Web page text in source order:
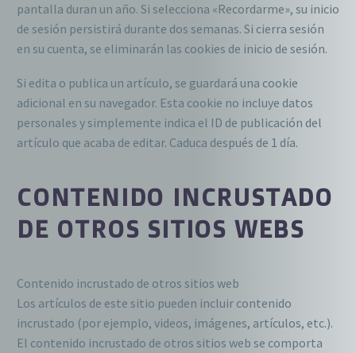
pantalla duran un año. Si selecciona «Recordarme», su inicio
de sesión persistirá durante dos semanas. Si cierra sesión
en su cuenta, se eliminarán las cookies de inicio de sesión.
Si edita o publica un artículo, se guardará una cookie
adicional en su navegador. Esta cookie no incluye datos
personales y simplemente indica el ID de publicación del
artículo que acaba de editar. Caduca después de 1 día.
CONTENIDO INCRUSTADO
DE OTROS SITIOS WEBS
Contenido incrustado de otros sitios web
Los artículos de este sitio pueden incluir contenido
incrustado (por ejemplo, videos, imágenes, artículos, etc.).
El contenido incrustado de otros sitios web se comporta